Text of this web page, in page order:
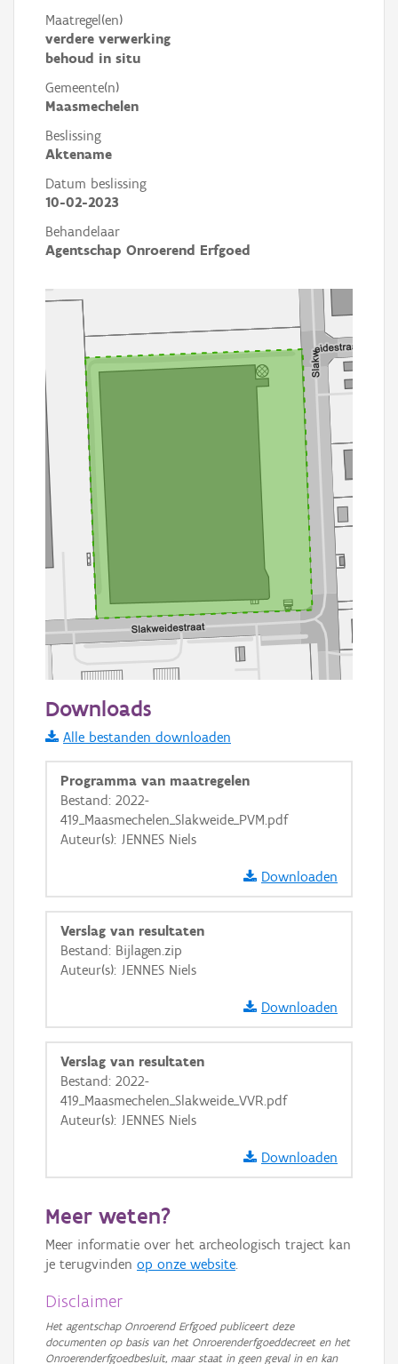
Maatregel(en)
verdere verwerking
behoud in situ
Gemeente(n)
Maasmechelen
Beslissing
Aktename
Datum beslissing
10-02-2023
Behandelaar
Agentschap Onroerend Erfgoed
Informatie Vlaanderen
i
+ −
Basis Lagen
Ortho
GRB-Basiskaart in grijswaarden
Downloads
Alle bestanden downloaden
Programma van maatregelen
Bestand: 2022-
419_Maasmechelen_Slakweide_PVM.pdf
Auteur(s): JENNES Niels
Downloaden
Verslag van resultaten
Bestand: Bijlagen.zip
Auteur(s): JENNES Niels
Downloaden
Verslag van resultaten
Bestand: 2022-
419_Maasmechelen_Slakweide_VVR.pdf
Auteur(s): JENNES Niels
Downloaden
Meer weten?
Meer informatie over het archeologisch traject kan
je terugvinden op onze website.
Disclaimer
Het agentschap Onroerend Erfgoed publiceert deze
documenten op basis van het Onroerenderfgoeddecreet en het
Onroerenderfgoedbesluit, maar staat in geen geval in en kan